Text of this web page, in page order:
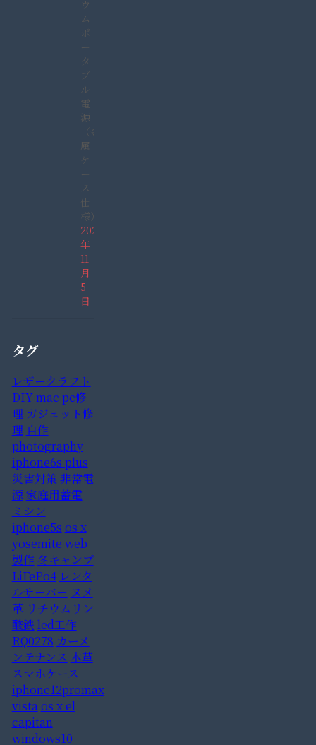
ウ
ム
ポ
ー
タ
ブ
ル
電
源
（金
属
ケ
ー
ス
仕
様）
2021
年
11
月
5
日
タグ
レザークラフト
DIYmac pc修
理 ガジェット修
理 自作
photography
iphone6s plus
災害対策非常電
源家庭用蓄電
ミシン
iphone5s os x
yosemite web
製作 冬キャンプ
LiFePo4 レンタ
ルサーバー ヌメ
革 リチウムリン
酸鉄 led工作
RQ0278 カーメ
ンテナンス 本革
スマホケース
iphone12promax
vistaos x el
capitan
windows10